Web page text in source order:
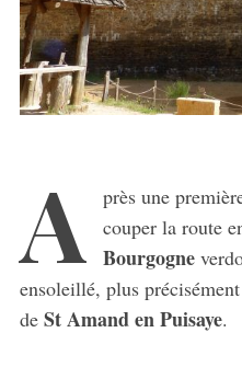
A
près une
couper la route
Bourgogne
ensoleillé, plus
de St Amand en Puisaye.